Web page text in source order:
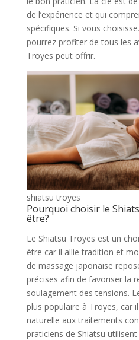
de l’expérience et qui
spécifiques. Si vous
pourrez profiter de tous les
Troyes peut offrir.
shiatsu troyes
Pourquoi choisir le
être?
Le Shiatsu Troyes est un
être car il allie tradition et
de massage japonaise
précises afin de favoriser la
soulagement des tensions.
plus populaire à Troyes, car
naturelle aux traitements
praticiens de Shiatsu